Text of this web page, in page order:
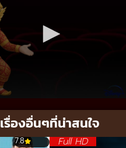
เรื่องอื่นๆที่น่าสนใจ
7.8 Full HD